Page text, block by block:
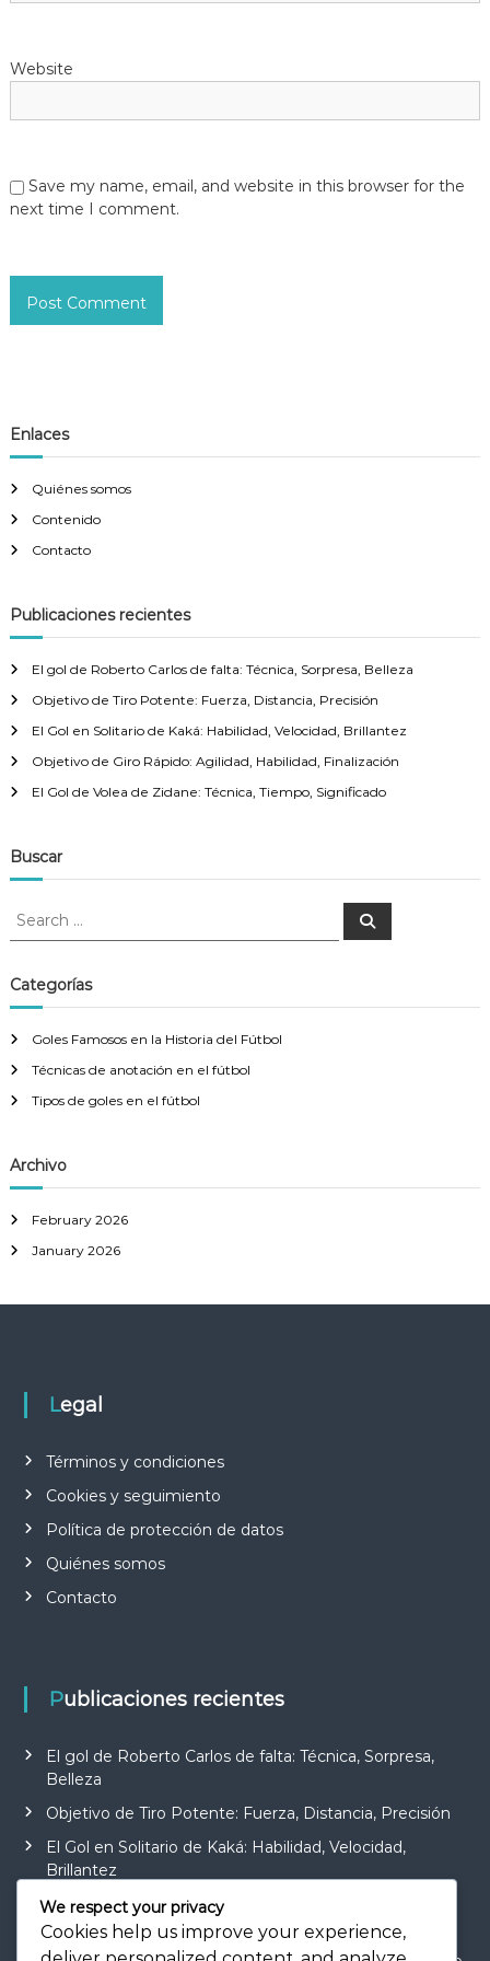
Website
Save my name, email, and website in this browser for the
next time I comment.
Enlaces
Quiénes somos
Contenido
Contacto
Publicaciones recientes
El gol de Roberto Carlos de falta: Técnica, Sorpresa, Belleza
Objetivo de Tiro Potente: Fuerza, Distancia, Precisión
El Gol en Solitario de Kaká: Habilidad, Velocidad, Brillantez
Objetivo de Giro Rápido: Agilidad, Habilidad, Finalización
El Gol de Volea de Zidane: Técnica, Tiempo, Significado
Buscar
S
r
c
f
o
r
S
Categorías
Goles Famosos en la Historia del Fútbol
Técnicas de anotación en el fútbol
Tipos de goles en el fútbol
Archivo
February 2026
January 2026
Legal
Términos y condiciones
Cookies y seguimiento
Política de protección de datos
Quiénes somos
Contacto
Publicaciones recientes
El gol de Roberto Carlos de falta: Técnica, Sorpresa,
Belleza
Objetivo de Tiro Potente: Fuerza, Distancia, Precisión
El Gol en Solitario de Kaká: Habilidad, Velocidad,
Brillantez
Objetivo de Giro Rápido: Agilidad, Habilidad,
Finalización
We respect your privacy
Cookies help us improve your experience,